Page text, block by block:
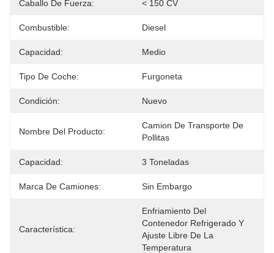
Caballo De Fuerza: < 150 CV
Combustible: Diesel
Capacidad: Medio
Tipo De Coche: Furgoneta
Condición: Nuevo
Nombre Del Producto:
Camion De Transporte De
Pollitas
Capacidad: 3 Toneladas
Marca De Camiones: Sin Embargo
Característica:
Enfriamiento Del
Contenedor Refrigerado Y
Ajuste Libre De La
Temperatura